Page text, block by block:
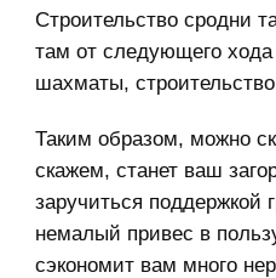
Строительство сродни
там от следующего хода
шахматы,
Таким образом, можно
скажем, станет ваш
заручиться поддержкой
немалый привес в
сэкономит вам много